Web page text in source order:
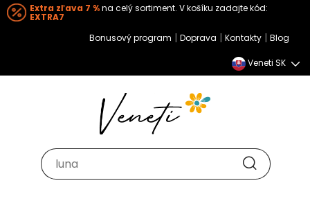
Extra zľava 7 %na celý sortiment. V košíku zadajte kód:
EXTRA7
Bonusový program | Doprava | Kontakty | Blog
Veneti SK